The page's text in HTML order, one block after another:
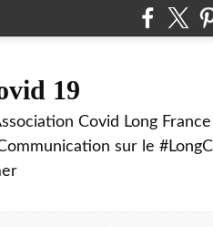
19
Covid Long
Communication sur le